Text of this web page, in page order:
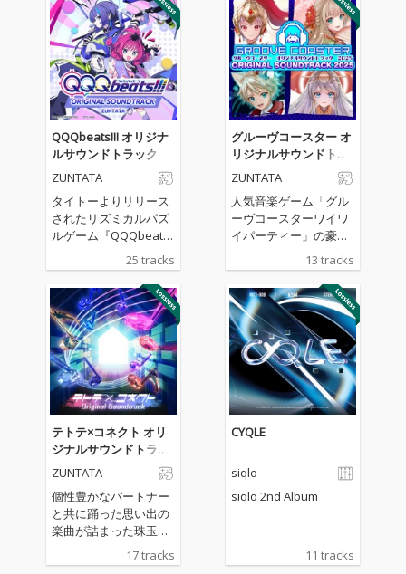
QQQbeats!!! オリジナ
ルサウンドトラック
ZUNTATA
タイトーよりリリース
されたリズミカルパズ
ルゲーム『QQQbeat
s!!!』のサウンドトラッ
ク。タイトーサウンド
チームZUNTATAやIOSY
Sによるゲーム中BGM
のほか、REDALiCE、S
nail's Houseによる書
き下ろしオリジナル曲
も収録。
25 tracks
グルーヴコースター オ
リジナルサウンドトラ
ック 2025
ZUNTATA
人気音楽ゲーム「グル
ーヴコースターワイワ
イパーティー」の豪華
サウンドトラックがリ
リース！owl＊tree、
かめりあ、TAGといっ
た人気コンポーザーに
よる人気楽曲や、高難
易度楽曲として話題を
呼んだ“vs MASAKI”シ
リーズを含む全13曲を
完全収録し、バラエテ
ィ豊かなラインナップ
が揃っています。個性
溢れる楽曲が集結し、
ムとなっており、グル
ーヴコースターユーザ
める内容です。ゲーム
13 tracks
テトテ×コネクト オリ
ジナルサウンドトラッ
ク
ZUNTATA
個性豊かなパートナー
と共に踊った思い出の
楽曲が詰まった珠玉の
アルバム。ゲーム未収
録の楽曲や、聴き応え
17 tracks
CYQLE
siqlo
siqlo 2nd Album
11 tracks